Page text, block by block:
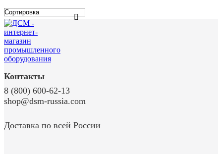
Контакты
8 (800) 600-62-13
shop@dsm-russia.com
Доставка по всей России